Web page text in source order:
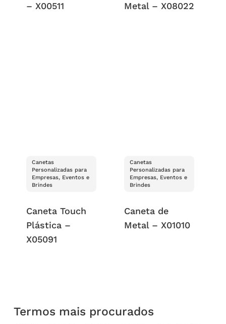
– X00511
Metal – X08022
Canetas
Personalizadas para
Empresas, Eventos e
Brindes
Caneta Touch
Plástica –
X05091
Canetas
Personalizadas para
Empresas, Eventos e
Brindes
Caneta de
Metal – X01010
Termos mais procurados